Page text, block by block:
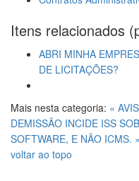
Itens relacionados
ABRI MINHA
DE LICITAÇÕES?
Mais nesta categoria: «
DEMISSÃO INCIDE ISS
SOFTWARE, E NÃO ICMS. »
voltar ao topo